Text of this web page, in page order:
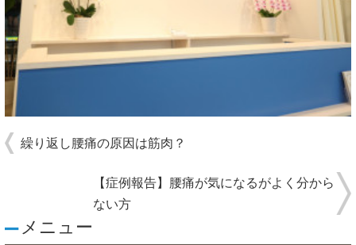
繰り返し腰痛の原因は筋肉？
【症例報告】腰痛が気になるがよく分から
ない方
メニュー